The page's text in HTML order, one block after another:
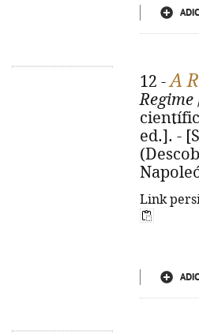
12 -A
Regime
ed.]. -
Link